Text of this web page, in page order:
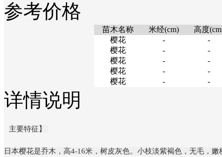
参考价格
苗木名称 米经(cm)
高度
樱花
-
-
樱花
-
-
樱花
-
-
樱花
-
-
樱花
- -
详情说明
主要特征】
日本樱花是乔木，高4-16米，树皮灰色。小枝淡紫褐色，无毛，